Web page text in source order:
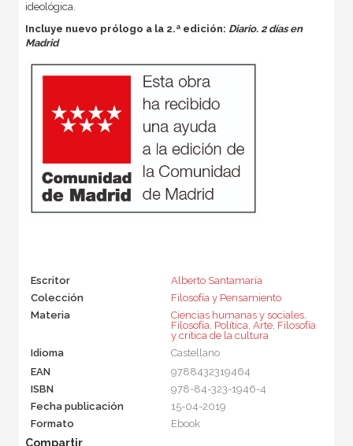
ideológica.
Incluye nuevo prólogo a la 2.ª edición: Diario. 2 días en
Madrid
Escritor
Alberto Santamaría
Colección
Filosofía y Pensamiento
Materia
Ciencias humanas y sociales,
Filosofía, Política, Arte, Filosofía
y crítica de la cultura
Idioma
Castellano
EAN
9788432319464
ISBN
978-84-323-1946-4
Fecha publicación
15-04-2019
Formato
Ebook